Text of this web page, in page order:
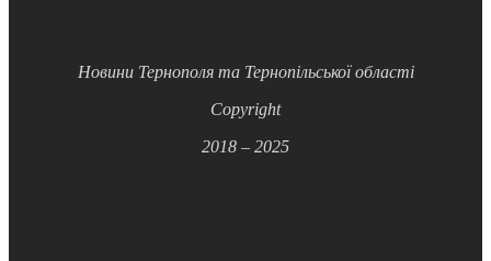
Новини Тернополя та Тернопільської області
Copyright
2018 – 2025